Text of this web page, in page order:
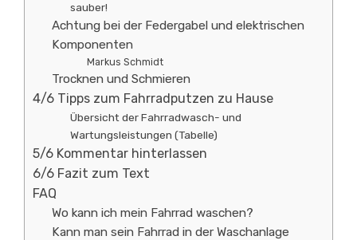
sauber!
Achtung bei der Federgabel und elektrischen
Komponenten
Markus Schmidt
Trocknen und Schmieren
4/6 Tipps zum Fahrradputzen zu Hause
Übersicht der Fahrradwasch- und
Wartungsleistungen (Tabelle)
5/6 Kommentar hinterlassen
6/6 Fazit zum Text
FAQ
Wo kann ich mein Fahrrad waschen?
Kann man sein Fahrrad in der Waschanlage